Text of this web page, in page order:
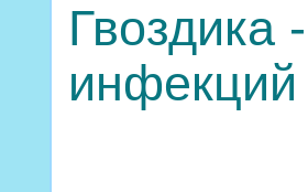
Гвоздика
инфекций